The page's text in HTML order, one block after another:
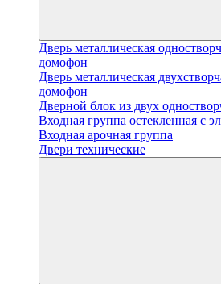
Дверь металлическая
домофон
Дверь металлическая
домофон
Дверной блок из двух
Входная группа остекленная с
Входная арочная группа
Двери технические